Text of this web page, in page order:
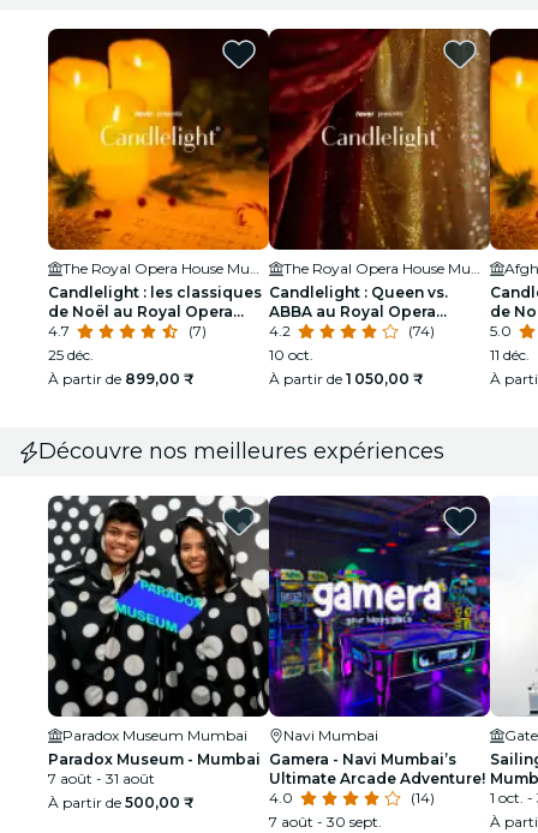
The Royal Opera House Mumbai
Candlelight : les classiques
de Noël au Royal Opera
House
4.7
(7)
25 déc.
À partir de 899,00 ₹
The Royal Opera House Mumbai
Candlelight : Queen vs.
ABBA au Royal Opera
House Mumbai
4.2
(74)
10 oct.
À partir de 1 050,00 ₹
de
5.0
11 déc.
À
Découvre nos meilleures expériences
Paradox Museum Mumbai
Paradox Museum - Mumbai
7 août - 31 août
À partir de 500,00 ₹
Navi Mumbai
Gamera - Navi Mumbai’s
Ultimate Arcade Adventure!
4.0
(14)
7 août - 30 sept.
taille
1 oct. -
À